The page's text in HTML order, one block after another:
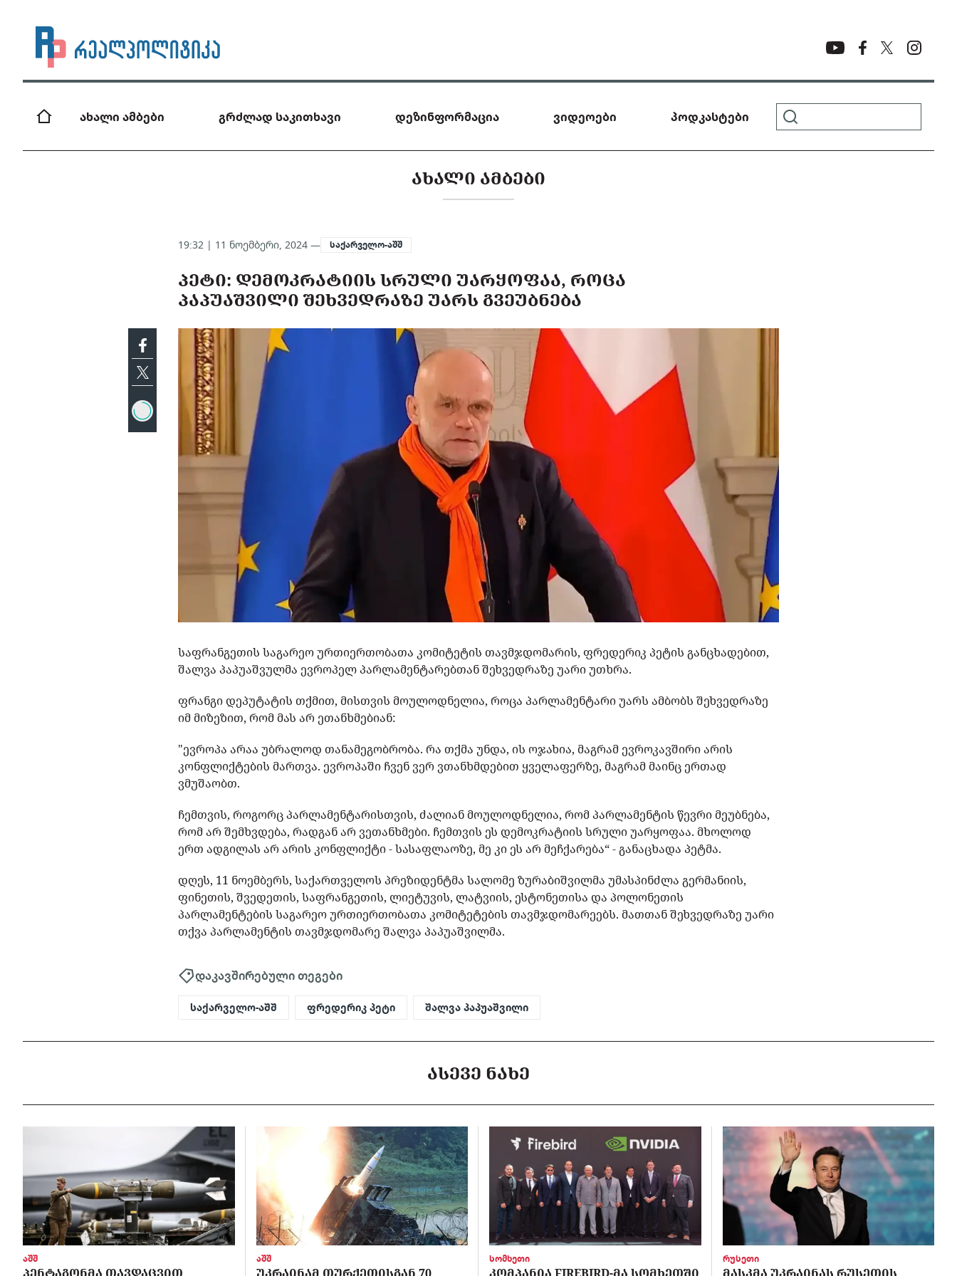
ახალი ამბები გრძლად საკითხავი დეზინფორმაცია ვიდეოები პოდკასტები
ᲐᲮᲐᲚᲘ ᲐᲛᲑᲔᲑᲘ
19:32 | 11 ნოემბერი, 2024 — საქარველო-აშშ
ᲞᲔᲢᲘ: ᲓᲔᲛᲝᲙᲠᲐᲢᲘᲘᲡ ᲡᲠᲣᲚᲘ ᲣᲐᲠᲧᲝᲤᲐᲐ, ᲠᲝᲪᲐ
ᲞᲐᲞᲣᲐᲨᲕᲘᲚᲘ ᲨᲔᲮᲕᲔᲓᲠᲐᲖᲔ ᲣᲐᲠᲡ ᲒᲕᲔᲣᲑᲜᲔᲑᲐ
საფრანგეთის საგარეო ურთიერთობათა კომიტეტის თავმჯდომარის, ფრედერიკ პეტის განცხადებით,
შალვა პაპუაშვულმა ევროპელ პარლამენტარებთან შეხვედრაზე უარი უთხრა.
ფრანგი დეპუტატის თქმით, მისთვის მოულოდნელია, როცა პარლამენტარი უარს ამბობს შეხვედრაზე
იმ მიზეზით, რომ მას არ ეთანხმებიან:
"ევროპა არაა უბრალოდ თანამეგობრობა. რა თქმა უნდა, ის ოჯახია, მაგრამ ევროკავშირი არის
კონფლიქტების მართვა. ევროპაში ჩვენ ვერ ვთანხმდებით ყველაფერზე, მაგრამ მაინც ერთად
ვმუშაობთ.
ჩემთვის, როგორც პარლამენტარისთვის, ძალიან მოულოდნელია, რომ პარლამენტის წევრი მეუბნება,
რომ არ შემხვდება, რადგან არ ვეთანხმები. ჩემთვის ეს დემოკრატიის სრული უარყოფაა. მხოლოდ
ერთ ადგილას არ არის კონფლიქტი - სასაფლაოზე, მე კი ეს არ მეჩქარება“ - განაცხადა პეტმა.
დღეს, 11 ნოემბერს, საქართველოს პრეზიდენტმა სალომე ზურაბიშვილმა უმასპინძლა გერმანიის,
ფინეთის, შვედეთის, საფრანგეთის, ლიეტუვის, ლატვიის, ესტონეთისა და პოლონეთის
პარლამენტების საგარეო ურთიერთობათა კომიტეტების თავმჯდომარეებს. მათთან შეხვედრაზე უარი
თქვა პარლამენტის თავმჯდომარე შალვა პაპუაშვილმა.
დაკავშირებული თეგები
საქარველო-აშშ ფრედერიკ პეტი შალვა პაპუაშვილი
ᲐᲡᲔᲕᲔ ᲜᲐᲮᲔ
აშშ აშშ სომხეთი რუსეთი